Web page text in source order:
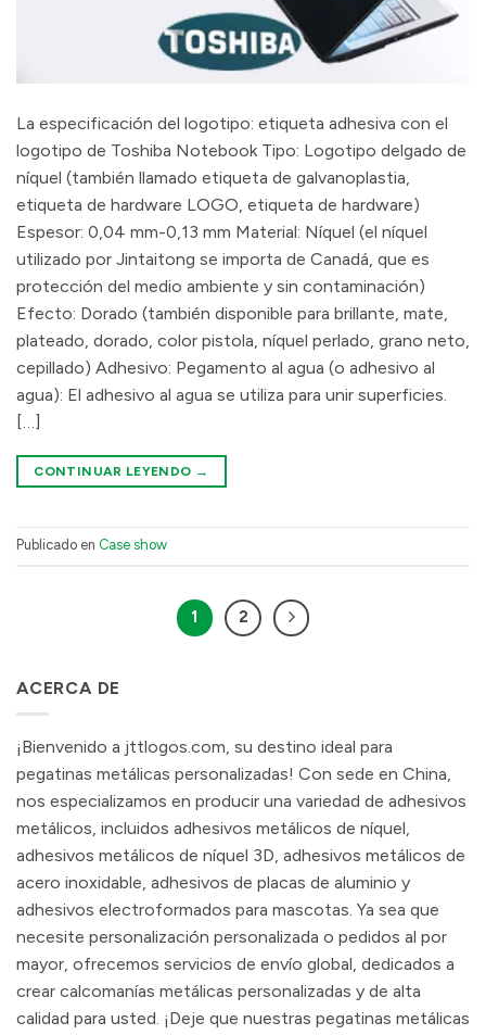
La especificación del logotipo: etiqueta adhesiva con el
logotipo de Toshiba Notebook Tipo: Logotipo delgado de
níquel (también llamado etiqueta de galvanoplastia,
etiqueta de hardware LOGO, etiqueta de hardware)
Espesor: 0,04 mm-0,13 mm Material: Níquel (el níquel
utilizado por Jintaitong se importa de Canadá, que es
protección del medio ambiente y sin contaminación)
Efecto: Dorado (también disponible para brillante, mate,
plateado, dorado, color pistola, níquel perlado, grano neto,
cepillado) Adhesivo: Pegamento al agua (o adhesivo al
agua): El adhesivo al agua se utiliza para unir superficies.
[…]
CONTINUAR LEYENDO →
Publicado en Case show
1 2
ACERCA DE
¡Bienvenido a jttlogos.com, su destino ideal para
pegatinas metálicas personalizadas! Con sede en China,
nos especializamos en producir una variedad de adhesivos
metálicos, incluidos adhesivos metálicos de níquel,
adhesivos metálicos de níquel 3D, adhesivos metálicos de
acero inoxidable, adhesivos de placas de aluminio y
adhesivos electroformados para mascotas. Ya sea que
necesite personalización personalizada o pedidos al por
mayor, ofrecemos servicios de envío global, dedicados a
crear calcomanías metálicas personalizadas y de alta
calidad para usted. ¡Deje que nuestras pegatinas metálicas